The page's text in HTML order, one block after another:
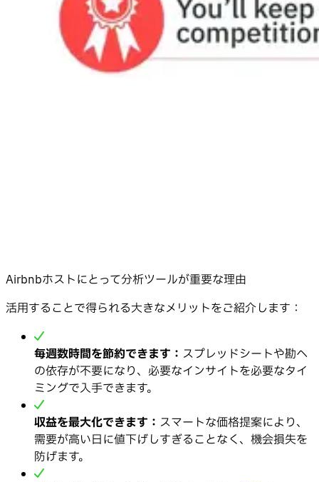
Airbnbホストにとって分析ツールが重要な理由
活用することで得られる大きなメリットをご紹介します：
毎週数時間を節約できます： スプレッドシートや勘へ
の依存が不要になり、必要なインサイトを必要なタイ
ミングで入手できます。
収益を最大化できます： スマートな価格提案により、
需要が高い日に値下げしすぎることなく、機会損失を
防げます。